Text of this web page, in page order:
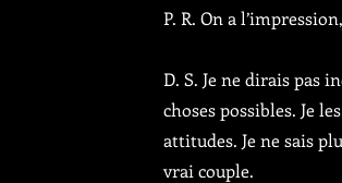
P. R. On a
D. S. Je ne dirais pas
choses possibles. Je
attitudes. Je ne sais
vrai couple.